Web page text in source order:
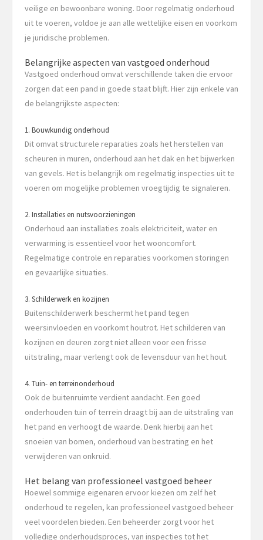
veilige en bewoonbare woning. Door regelmatig onderhoud
uit te voeren, voldoe je aan alle wettelijke eisen en voorkom
je juridische problemen.
Belangrijke aspecten van vastgoed onderhoud
Vastgoed onderhoud omvat verschillende taken die ervoor
zorgen dat een pand in goede staat blijft. Hier zijn enkele van
de belangrijkste aspecten:
1. Bouwkundig onderhoud
Dit omvat structurele reparaties zoals het herstellen van
scheuren in muren, onderhoud aan het dak en het bijwerken
van gevels. Het is belangrijk om regelmatig inspecties uit te
voeren om mogelijke problemen vroegtijdig te signaleren.
2. Installaties en nutsvoorzieningen
Onderhoud aan installaties zoals elektriciteit, water en
verwarming is essentieel voor het wooncomfort.
Regelmatige controle en reparaties voorkomen storingen
en gevaarlijke situaties.
3. Schilderwerk en kozijnen
Buitenschilderwerk beschermt het pand tegen
weersinvloeden en voorkomt houtrot. Het schilderen van
kozijnen en deuren zorgt niet alleen voor een frisse
uitstraling, maar verlengt ook de levensduur van het hout.
4. Tuin- en terreinonderhoud
Ook de buitenruimte verdient aandacht. Een goed
onderhouden tuin of terrein draagt bij aan de uitstraling van
het pand en verhoogt de waarde. Denk hierbij aan het
snoeien van bomen, onderhoud van bestrating en het
verwijderen van onkruid.
Het belang van professioneel vastgoed beheer
Hoewel sommige eigenaren ervoor kiezen om zelf het
onderhoud te regelen, kan professioneel vastgoed beheer
veel voordelen bieden. Een beheerder zorgt voor het
volledige onderhoudsproces, van inspecties tot het